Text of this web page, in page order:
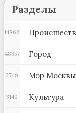
Разделы
14866
Город
48357
Мэр Москвы
2749
Культура
3140